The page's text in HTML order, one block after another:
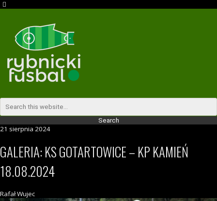
21 sierpnia 2024
GALERIA: KS GOTARTOWICE – KP KAMIEŃ
18.08.2024
Rafał Wujec